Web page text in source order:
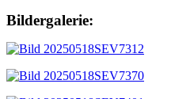
Bildergalerie: